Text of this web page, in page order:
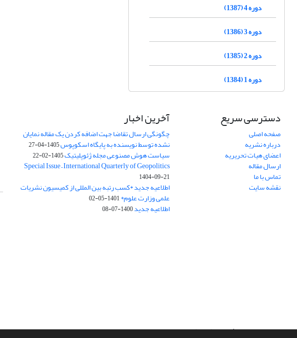
دوره 4 (1387)
دوره 3 (1386)
دوره 2 (1385)
دوره 1 (1384)
دسترسی سریع
صفحه اصلی
درباره نشریه
اعضای هیات تحریریه
ارسال مقاله
تماس با ما
نقشه سایت
آخرین اخبار
چگونگی ارسال تقاضا جهت اضافه کردن یک مقاله نمایان
نشده توسط نویسنده به پایگاه اسکوپوس1405-04-27
سیاست هوش مصنوعی مجله ژئوپلیتیک1405-02-22
Special Issue – International Quarterly of Geopolitics
1404-09-21
اطلاعیه جدید *کسب رتبه بین المللی از کمیسیون نشریات
علمی وزارت علوم*1401-05-02
اطلاعیه جدید1400-07-08
سامانه مدیریت نشریات علمی.طراحی و پیاده سازی ازسیناوب